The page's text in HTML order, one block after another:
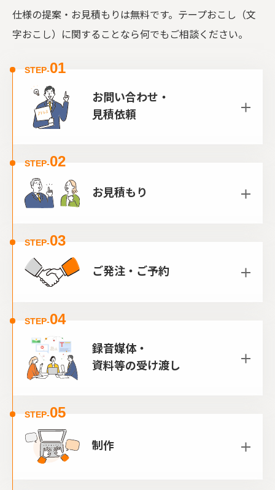
仕様の提案・お見積もりは無料です。テープおこし（文
字おこし）に関することなら何でもご相談ください。
STEP-01
お問い合わせ・
見積依頼
STEP-02
お見積もり
STEP-03
ご発注・ご予約
STEP-04
録音媒体・
資料等の受け渡し
STEP-05
制作